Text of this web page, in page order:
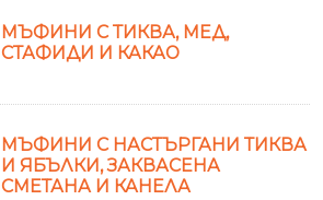
МЪФИНИ С ТИКВА, МЕД,
СТАФИДИ И КАКАО
МЪФИНИ С НАСТЪРГАНИ ТИКВА
И ЯБЪЛКИ, ЗАКВАСЕНА
СМЕТАНА И КАНЕЛА